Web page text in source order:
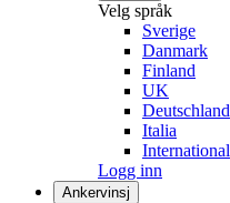
Velg språk
Sverige
Danmark
Finland
UK
Deutschland
Italia
International
Logg inn
Ankervinsj